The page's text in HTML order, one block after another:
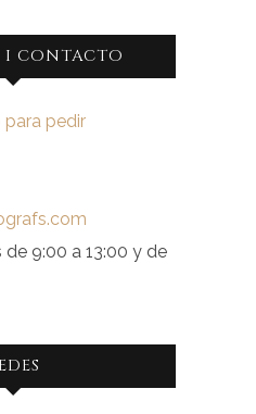
I CONTACTO
pedir
de 9:00 a 13:00 y de